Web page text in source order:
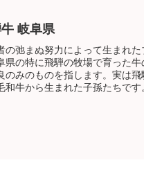
岐阜県
の弛まぬ努力によって生まれ
県の特に飛騨の牧場で育った
のみのものを指します。実は
和牛から生まれた子孫たちです